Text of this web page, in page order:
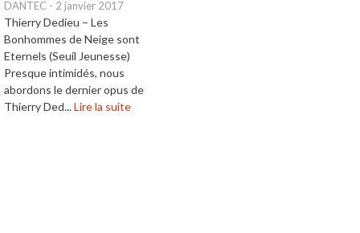
DANTEC - 2 janvier 2017
Thierry Dedieu – Les
Bonhommes de Neige sont
Eternels (Seuil Jeunesse)
Presque intimidés, nous
abordons le dernier opus de
Thierry Ded...Lire la suite